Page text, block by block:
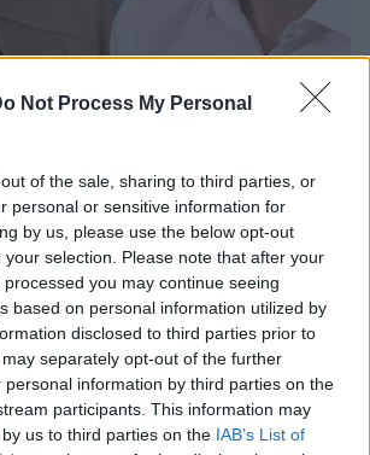
Not Process My Personal
of the sale, sharing to third parties, or
personal or sensitive information for
by us, please use the below opt-out
selection. Please note that after your
you may continue seeing
based on personal information utilized by
disclosed to third parties prior to
separately opt-out of the further
personal information by third parties on the
participants. This information may
us to third parties on the IAB’s List of
και διαχείριση δεδομένων:
η Δρ Ευγενία Λειβαδάρου και
γράφουν για την
των προσωπικών μας
ανταπόκριση της ΕΕ στις
τεχνολογικής πραγματικότητας